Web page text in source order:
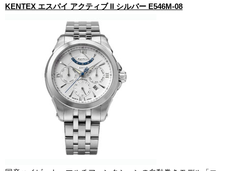
KENTEX エスパイ アクティブ II シルバー E546M-08